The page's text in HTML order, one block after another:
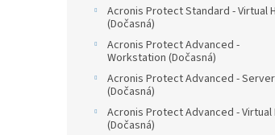
Acronis Protect Standard - Virtual
(Dočasná)
Acronis Protect Advanced -
Workstation (Dočasná)
Acronis Protect Advanced - Server
(Dočasná)
Acronis Protect Advanced - Virtual
(Dočasná)